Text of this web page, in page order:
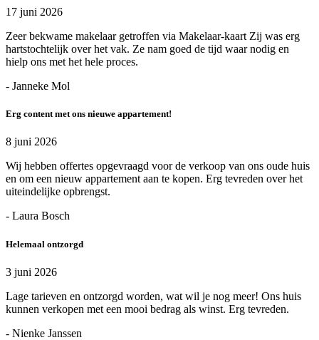
17 juni 2026
Zeer bekwame makelaar getroffen via Makelaar-kaart Zij was erg
hartstochtelijk over het vak. Ze nam goed de tijd waar nodig en
hielp ons met het hele proces.
- Janneke Mol
Erg content met ons nieuwe appartement!
8 juni 2026
Wij hebben offertes opgevraagd voor de verkoop van ons oude huis
en om een nieuw appartement aan te kopen. Erg tevreden over het
uiteindelijke opbrengst.
- Laura Bosch
Helemaal ontzorgd
3 juni 2026
Lage tarieven en ontzorgd worden, wat wil je nog meer! Ons huis
kunnen verkopen met een mooi bedrag als winst. Erg tevreden.
- Nienke Janssen